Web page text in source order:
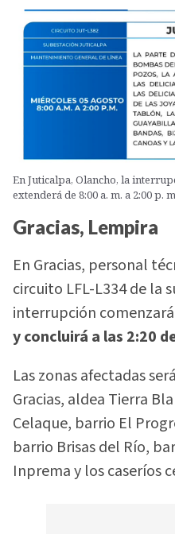
En Juticalpa, Olancho, la
extenderá de 8:00 a. m. a 2:00 p.
Gracias, Lempira
En Gracias, personal
circuito LFL-L334 de la
interrupción
y concluirá a las 2:20
Las zonas afectadas
Gracias, aldea Tierra
Celaque, barrio El
barrio Brisas del Río,
Inprema y los caseríos